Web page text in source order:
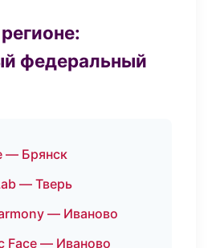
федеральный
— Брянск
— Тверь
— Иваново
Face — Иваново